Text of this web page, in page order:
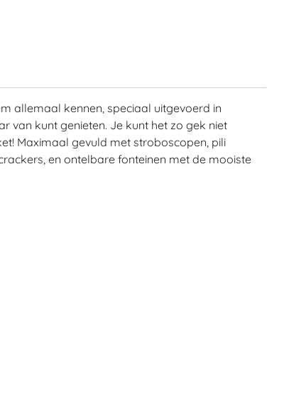
allemaal kennen, speciaal uitgevoerd in
van kunt genieten. Je kunt het zo gek niet
Maximaal gevuld met stroboscopen, pili
en ontelbare fonteinen met de mooiste